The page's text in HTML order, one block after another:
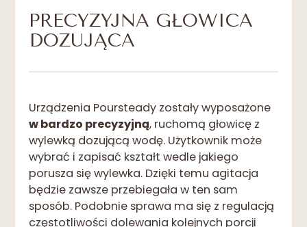
PRECYZYJNA GŁOWICA
DOZUJĄCA
Urządzenia Poursteady zostały wyposażone
w bardzo precyzyjną, ruchomą głowicę z
wylewką dozującą wodę. Użytkownik może
wybrać i zapisać kształt wedle jakiego
porusza się wylewka. Dzięki temu agitacja
będzie zawsze przebiegała w ten sam
sposób. Podobnie sprawa ma się z regulacją
częstotliwości dolewania kolejnych porcji